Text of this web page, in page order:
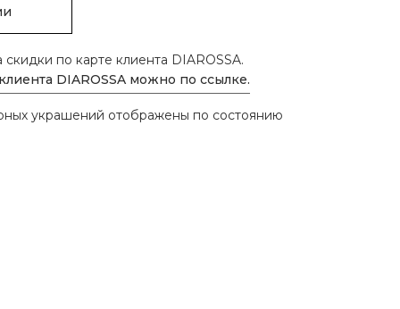
скидки по карте клиента DIAROSSA.
DIAROSSA можно по ссылке.
украшений отображены по состоянию